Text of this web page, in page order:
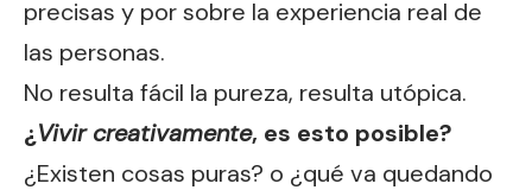
precisas y por sobre la experiencia real de
las personas.
No resulta fácil la pureza, resulta utópica.
¿Vivir creativamente, es esto posible?
¿Existen cosas puras? o ¿qué va quedando